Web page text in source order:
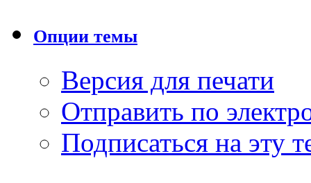
Опции темы
Версия для печати
Отправить по
Подписаться на эту